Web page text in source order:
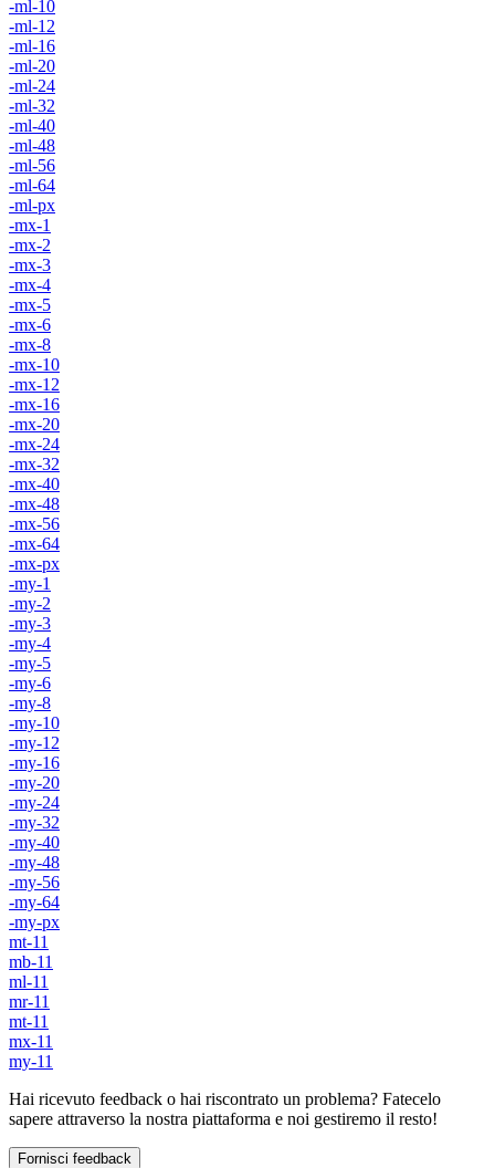
-ml-10
-ml-12
-ml-16
-ml-20
-ml-24
-ml-32
-ml-40
-ml-48
-ml-56
-ml-64
-ml-px
-mx-1
-mx-2
-mx-3
-mx-4
-mx-5
-mx-6
-mx-8
-mx-10
-mx-12
-mx-16
-mx-20
-mx-24
-mx-32
-mx-40
-mx-48
-mx-56
-mx-64
-mx-px
-my-1
-my-2
-my-3
-my-4
-my-5
-my-6
-my-8
-my-10
-my-12
-my-16
-my-20
-my-24
-my-32
-my-40
-my-48
-my-56
-my-64
-my-px
mt-11
mb-11
ml-11
mr-11
mt-11
mx-11
my-11
Hai ricevuto feedback o hai riscontrato un problema? Fatecelo
sapere attraverso la nostra piattaforma e noi gestiremo il resto!
Fornisci feedback